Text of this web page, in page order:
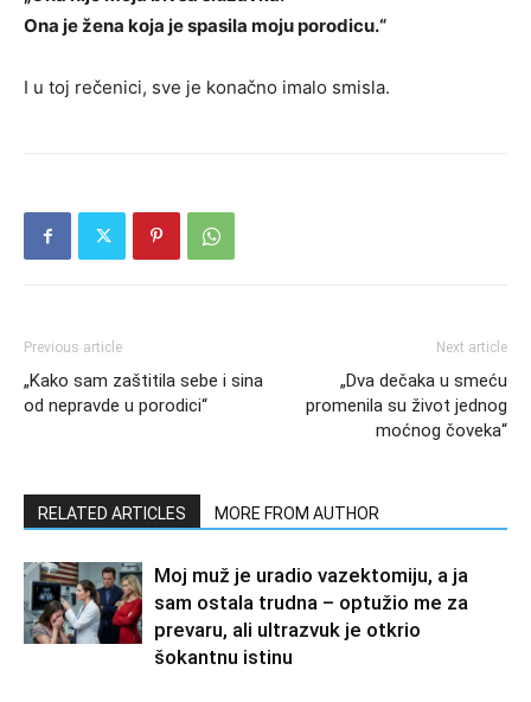
Ona je žena koja je spasila moju porodicu.“
I u toj rečenici, sve je konačno imalo smisla.
Previous article
„Kako sam zaštitila sebe i sina
od nepravde u porodici“
Next article
„Dva dečaka u smeću
promenila su život jednog
moćnog čoveka“
RELATED ARTICLES MORE FROM AUTHOR
Moj muž je uradio vazektomiju, a ja
sam ostala trudna – optužio me za
prevaru, ali ultrazvuk je otkrio
šokantnu istinu